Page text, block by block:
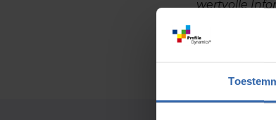
wertvolle